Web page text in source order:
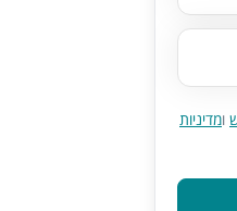
ומדיניות